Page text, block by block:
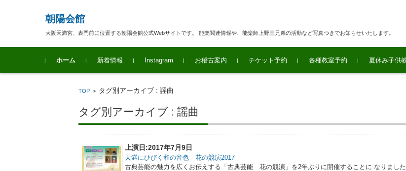
朝陽会館
大阪天満宮、表門前に位置する朝陽会館公式Webサイトです。 能楽関連情報や、能楽師上野三兄弟の活動など写真つきでお知らせいたします。
コンテンツに移動
ホーム
新着情報 Instagram お稽古案内 チケット予約 各種教室予約 夏休み子供
TOP > タグ別アーカイブ : 謡曲
タグ別アーカイブ : 謡曲
上演日:2017年7月9日
天満にひびく和の音色 花の競演2017
古典芸能の魅力を広くお伝えする「古典芸能 花の競演」を2年ぶりに開催することに なりまし